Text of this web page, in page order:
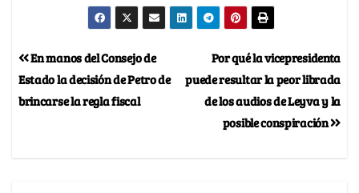
Por qué la vicepresidenta
puede resultar la peor librada
de los audios de Leyva y la
posible conspiración
En manos del Consejo de
Estado la decisión de Petro de
brincarse la regla fiscal